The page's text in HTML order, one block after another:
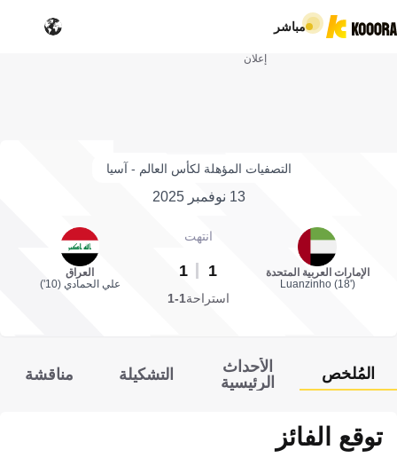
مباشر
إعلان
التصفيات المؤهلة لكأس العالم - آسيا
13 نوفمبر 2025
الإمارات العربية المتحدة
Luanzinho (18')
انتهت
1
1
العراق
علي الحمادي (10')
استراحة1-1
المُلخص
الأحداث
الرئيسية
التشكيلة مناقشة
توقع الفائز